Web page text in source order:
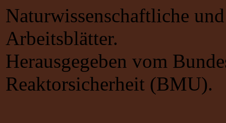
Naturwissenschaftliche
Arbeitsblätter.
Herausgegeben vom
Reaktorsicherheit (BMU).